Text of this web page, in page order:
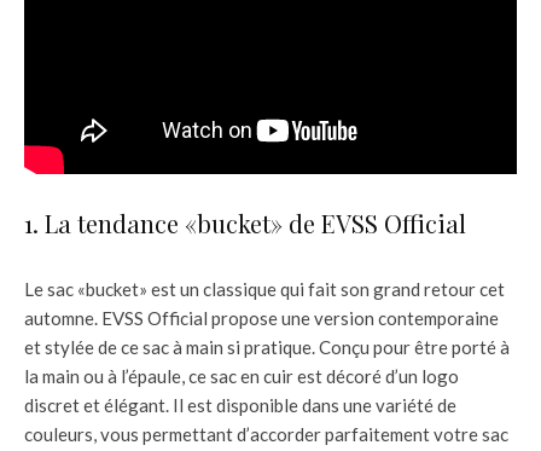
1. La tendance «bucket» de EVSS Official
Le sac «bucket» est un classique qui fait son grand retour cet
automne. EVSS Official propose une version contemporaine
et stylée de ce sac à main si pratique. Conçu pour être porté à
la main ou à l’épaule, ce sac en cuir est décoré d’un logo
discret et élégant. Il est disponible dans une variété de
couleurs, vous permettant d’accorder parfaitement votre sac